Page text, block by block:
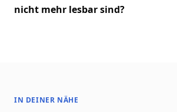
nicht mehr lesbar sind?
IN DEINER NÄHE